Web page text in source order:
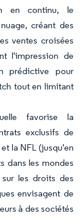
en continu, le
créant des
ventes croisées
l'impression de
prédictive pour
tout en limitant
favorise la
exclusifs de
la NFL (jusqu'en
dans les mondes
les droits des
envisagent de
à des sociétés